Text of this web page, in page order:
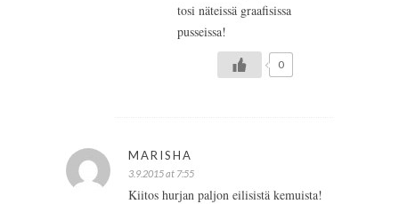
tosi näteissä graafisissa
pusseissa!
0
MARISHA
3.9.2015 at 7:55
Kiitos hurjan paljon eilisistä kemuista!